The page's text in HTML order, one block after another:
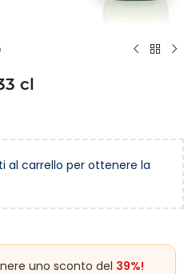
cl
al carrello per ottenere la
uno sconto del 39%!